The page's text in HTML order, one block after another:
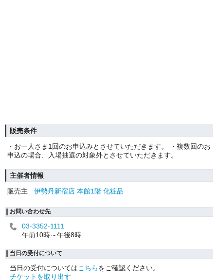
販売条件
・お一人さま1回のお申込みとさせていただきます。 ・複数回のお
申込の場合、入場抽選の対象外とさせていただきます。
主催者情報
販売主
伊勢丹新宿店 本館1階 化粧品
お問い合わせ先
03-3352-1111
午前10時～午後8時
当日の受付について
当日の受付についてはこちらをご確認ください。
チケットを取り出す